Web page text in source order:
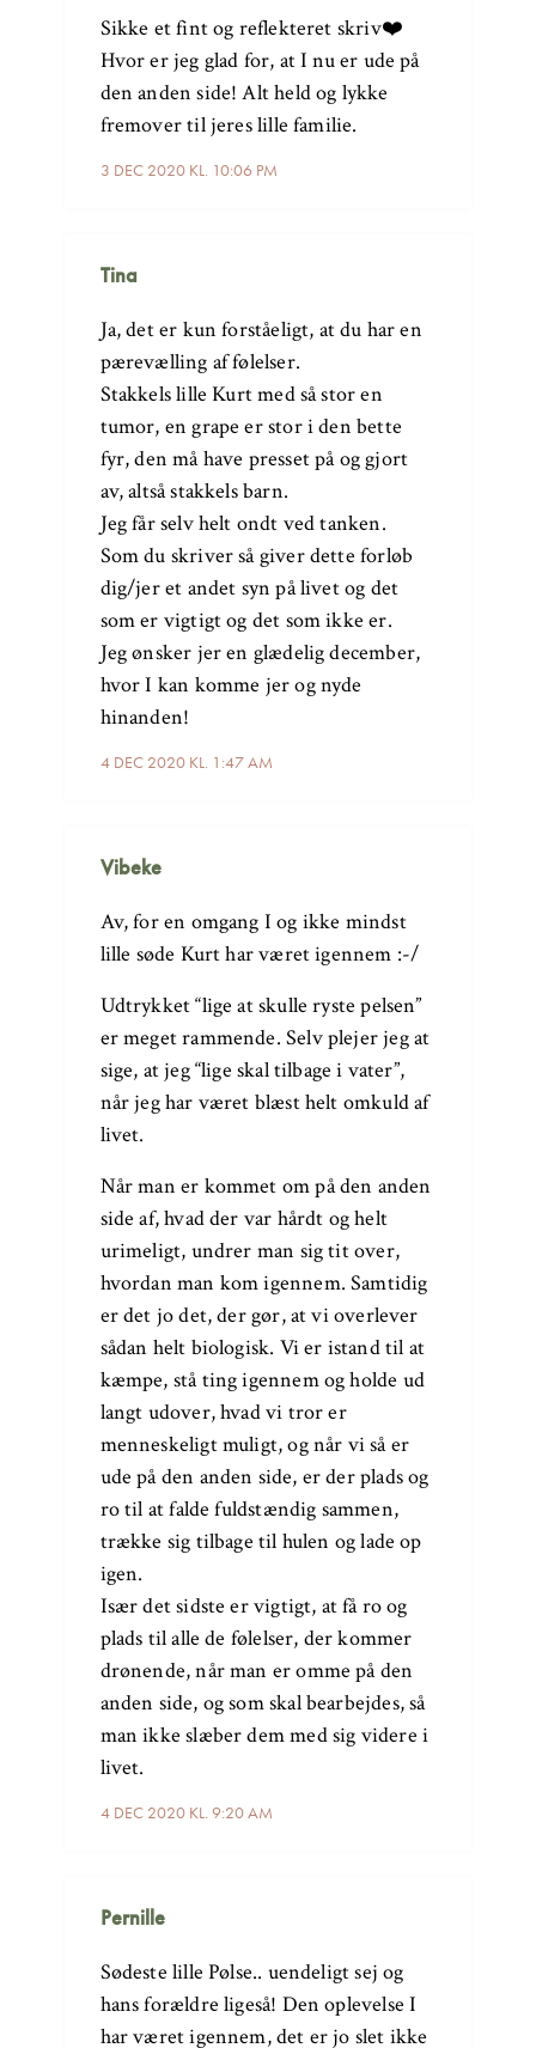
3 DEC 2020 KL. 10:06 PM
Sikke et fint og reflekteret skriv❤️
Hvor er jeg glad for, at I nu er ude på
den anden side! Alt held og lykke
fremover til jeres lille familie.
Tina
4 DEC 2020 KL. 1:47 AM
Ja, det er kun forståeligt, at du har en
pærevælling af følelser.
Stakkels lille Kurt med så stor en
tumor, en grape er stor i den bette
fyr, den må have presset på og gjort
av, altså stakkels barn.
Jeg får selv helt ondt ved tanken.
Som du skriver så giver dette forløb
dig/jer et andet syn på livet og det
som er vigtigt og det som ikke er.
Jeg ønsker jer en glædelig december,
hvor I kan komme jer og nyde
hinanden!
Vibeke
4 DEC 2020 KL. 9:20 AM
Av, for en omgang I og ikke mindst
lille søde Kurt har været igennem :-/
Udtrykket “lige at skulle ryste pelsen”
er meget rammende. Selv plejer jeg at
sige, at jeg “lige skal tilbage i vater”,
når jeg har været blæst helt omkuld af
livet.
Når man er kommet om på den anden
side af, hvad der var hårdt og helt
urimeligt, undrer man sig tit over,
hvordan man kom igennem. Samtidig
er det jo det, der gør, at vi overlever
sådan helt biologisk. Vi er istand til at
kæmpe, stå ting igennem og holde ud
langt udover, hvad vi tror er
menneskeligt muligt, og når vi så er
ude på den anden side, er der plads og
ro til at falde fuldstændig sammen,
trække sig tilbage til hulen og lade op
igen.
Især det sidste er vigtigt, at få ro og
plads til alle de følelser, der kommer
drønende, når man er omme på den
anden side, og som skal bearbejdes, så
man ikke slæber dem med sig videre i
livet.
Pernille
Sødeste lille Pølse.. uendeligt sej og
hans forældre ligeså! Den oplevelse I
har været igennem, det er jo slet ikke